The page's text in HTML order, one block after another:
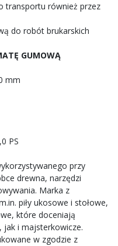
transportu również przez
do robót brukarskich
GUMOWĄ
mm
PS
przy
drewna, narzędzi
Marka z
piły ukosowe i stołowe,
które doceniają
jak i majsterkowicze.
w zgodzie z